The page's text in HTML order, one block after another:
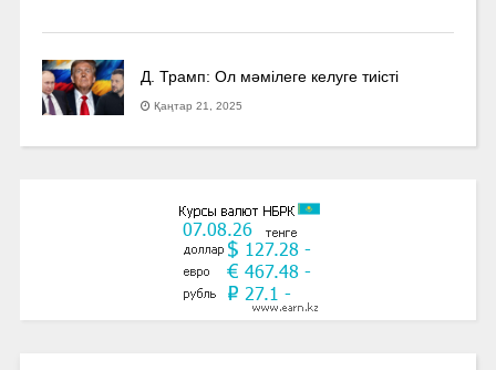
Д. Трамп: Ол мәмілеге келуге тиісті
Қаңтар 21, 2025